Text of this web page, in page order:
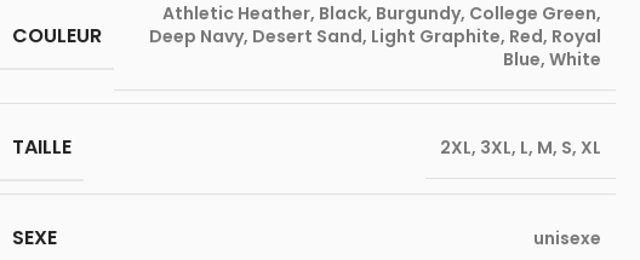
COULEUR
Athletic Heather, Black, Burgundy, College Green,
Deep Navy, Desert Sand, Light Graphite, Red, Royal
Blue, White
TAILLE 2XL, 3XL, L, M, S, XL
SEXE unisexe